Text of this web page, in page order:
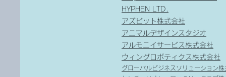
HYPHEN LTD.
アズビット株式会社
アニマルデザインスタジオ
アルモニイサービス株式会社
ウィングロボティクス株式会社
グローバルビジネスソリューション株